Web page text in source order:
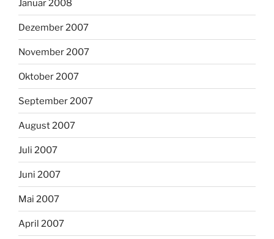
Januar 2008
Dezember 2007
November 2007
Oktober 2007
September 2007
August 2007
Juli 2007
Juni 2007
Mai 2007
April 2007